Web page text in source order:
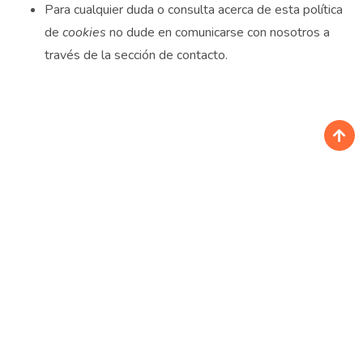
Para cualquier duda o consulta acerca de esta política
de cookies no dude en comunicarse con nosotros a
través de la sección de contacto.